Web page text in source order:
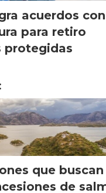
acuerdos
para retiro
protegidas
que buscan
de